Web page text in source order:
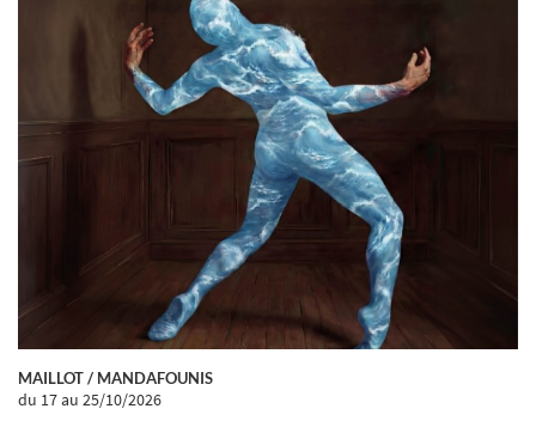
MAILLOT / MANDAFOUNIS
du 17au 25/10/2026